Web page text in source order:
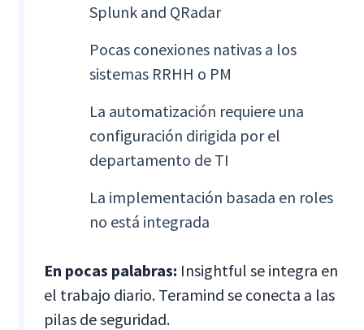
Splunk and QRadar
Pocas conexiones nativas a los
sistemas RRHH o PM
La automatización requiere una
configuración dirigida por el
departamento de TI
La implementación basada en roles
no está integrada
En pocas palabras: Insightful se integra en
el trabajo diario. Teramind se conecta a las
pilas de seguridad.